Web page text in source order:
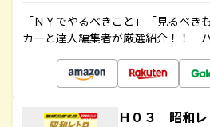
「ＮＹでやるべきこと」「見るべき
カーと達人編集者が厳選紹介！！ ハ
Ｈ０３ 昭和レ